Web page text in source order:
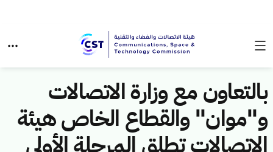
بالتعاون مع وزارة الاتصالات
و"موان" والقطاع الخاص هيئة
الاتصالات تطلق المرحلة الأولى